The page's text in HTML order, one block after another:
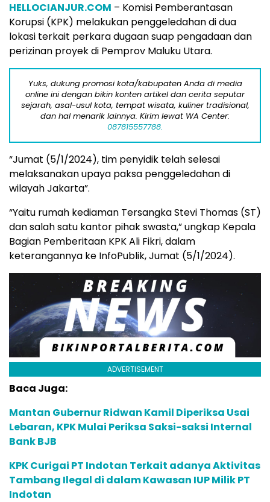
HELLOCIANJUR.COM – Komisi Pemberantasan
Korupsi (KPK) melakukan penggeledahan di dua
lokasi terkait perkara dugaan suap pengadaan dan
perizinan proyek di Pemprov Maluku Utara.
Yuks, dukung promosi kota/kabupaten Anda di media
online ini dengan bikin konten artikel dan cerita seputar
sejarah, asal-usul kota, tempat wisata, kuliner tradisional,
dan hal menarik lainnya. Kirim lewat WA Center:
087815557788.
“Jumat (5/1/2024), tim penyidik telah selesai
melaksanakan upaya paksa penggeledahan di
wilayah Jakarta”.
“Yaitu rumah kediaman Tersangka Stevi Thomas (ST)
dan salah satu kantor pihak swasta,” ungkap Kepala
Bagian Pemberitaan KPK Ali Fikri, dalam
keterangannya ke InfoPublik, Jumat (5/1/2024).
ADVERTISEMENT
Baca Juga:
Mantan Gubernur Ridwan Kamil Diperiksa Usai
Lebaran, KPK Mulai Periksa Saksi-saksi Internal
Bank BJB
KPK Curigai PT Indotan Terkait adanya Aktivitas
Tambang Ilegal di dalam Kawasan IUP Milik PT
Indotan